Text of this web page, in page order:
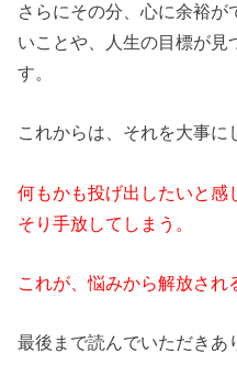
さらにその分、心に余裕が
いことや、人生の目標が見
す。
これからは、それを大事に
何もかも投げ出したいと感
そり手放してしまう。
これが、悩みから解放され
最後まで読んでいただきあ